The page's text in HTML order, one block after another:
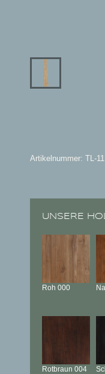
Artikelnummer: TL-11
UNSERE
Roh 000
Rotbraun 004